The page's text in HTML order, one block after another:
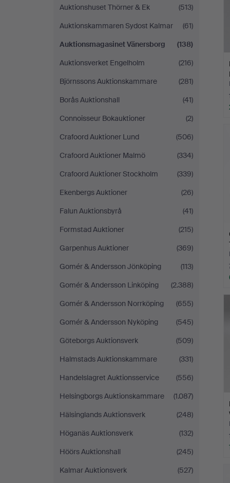
Auktionshuset Thörner & Ek
(513)
Auktionskammaren Sydost Kalmar
(61)
Auktionsmagasinet Vänersborg
(138)
Auktionsverket Engelholm
(216)
Björnssons Auktionskammare
(281)
Borås Auktionshall
(41)
Connoisseur Bokauktioner
(2)
Crafoord Auktioner Lund
(506)
Crafoord Auktioner Malmö
(334)
Crafoord Auktioner Stockholm
(339)
Ekenbergs Auktioner
(26)
Falun Auktionsbyrå
(41)
Formstad Auktioner
(215)
Garpenhus Auktioner
(369)
Gomér & Andersson Jönköping
(113)
Gomér & Andersson Linköping
(2.388)
Gomér & Andersson Norrköping
(655)
Gomér & Andersson Nyköping
(545)
Göteborgs Auktionsverk
(509)
Halmstads Auktionskammare
(331)
Handelslagret Auktionsservice
(556)
Helsingborgs Auktionskammare
(1.087)
Hälsinglands Auktionsverk
(248)
Höganäs Auktionsverk
(132)
Höörs Auktionshall
(245)
Kalmar Auktionsverk
(527)